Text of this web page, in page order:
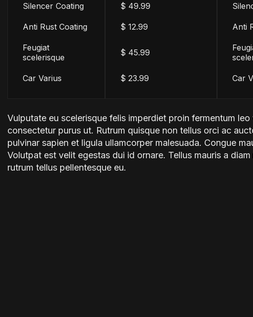
Silencer Coating $ 49.99
Anti Rust Coating $ 12.99
Feugiat
scelerisque
$ 45.99
Car Varius $ 23.99
Anti
Car
Vulputate eu scelerisque felis imperdiet proin fermentum
consectetur purus ut. Rutrum quisque non tellus orci ac
pulvinar sapien et ligula ullamcorper malesuada. Congue
Volutpat est velit egestas dui id ornare. Tellus mauris a
rutrum tellus pellentesque eu.